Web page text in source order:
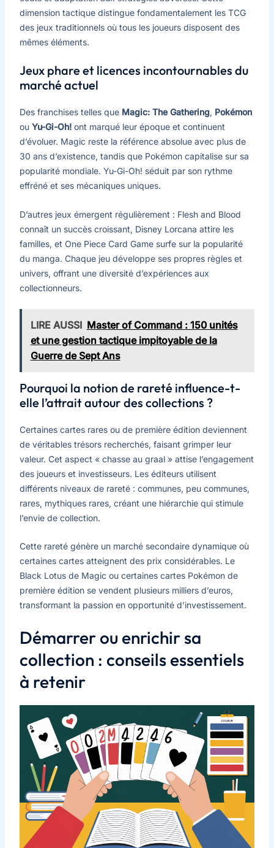
dimension tactique distingue fondamentalement les TCG
des jeux traditionnels où tous les joueurs disposent des
mêmes éléments.
Jeux phare et licences incontournables du
marché actuel
Des franchises telles que Magic: The Gathering, Pokémon
ou Yu-Gi-Oh!ont marqué leur époque et continuent
d’évoluer. Magic reste la référence absolue avec plus de
30 ans d’existence, tandis que Pokémon capitalise sur sa
popularité mondiale. Yu-Gi-Oh! séduit par son rythme
effréné et ses mécaniques uniques.
D’autres jeux émergent régulièrement : Flesh and Blood
connaît un succès croissant, Disney Lorcana attire les
familles, et One Piece Card Game surfe sur la popularité
du manga. Chaque jeu développe ses propres règles et
univers, offrant une diversité d’expériences aux
collectionneurs.
LIRE AUSSI Master of Command : 150 unités
et une gestion tactique impitoyable de la
Guerre de Sept Ans
Pourquoi la notion de rareté influence-t-
elle l’attrait autour des collections ?
Certaines cartes rares ou de première édition deviennent
de véritables trésors recherchés, faisant grimper leur
valeur. Cet aspect « chasse au graal » attise l’engagement
des joueurs et investisseurs. Les éditeurs utilisent
différents niveaux de rareté : communes, peu communes,
rares, mythiques rares, créant une hiérarchie qui stimule
l’envie de collection.
Cette rareté génère un marché secondaire dynamique où
certaines cartes atteignent des prix considérables. Le
Black Lotus de Magic ou certaines cartes Pokémon de
première édition se vendent plusieurs milliers d’euros,
transformant la passion en opportunité d’investissement.
Démarrer ou enrichir sa
collection : conseils essentiels
à retenir